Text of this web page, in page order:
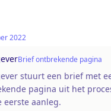
2022
Brief ontbrekende pagina
stuurt een brief met
pagina uit het
eerste aanleg.